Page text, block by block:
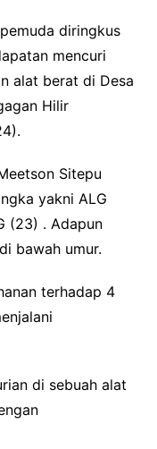
diringkus
mencuri
alat berat di Desa
Hilir
Sitepu
yakni ALG
(23) . Adapun
bawah umur.
terhadap 4
di sebuah alat